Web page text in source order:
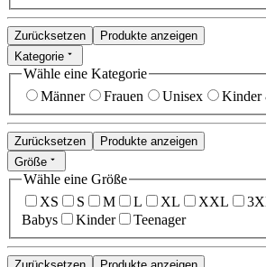
Zurücksetzen
Produkte anzeigen
Kategorie
Wähle eine Kategorie
Männer
Frauen Unisex Kinder
Zurücksetzen
Produkte anzeigen
Größe
Wähle eine Größe
XS
S M L XL XXL
Babys
Kinder Teenager